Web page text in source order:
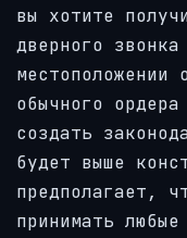
вы хотите
дверного
обычного
создать
будет выше
предполагает,
принимать